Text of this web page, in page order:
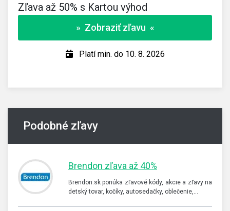
Zľava až 50% s Kartou výhod
» Zobraziť zľavu «
Platí min. do 10. 8. 2026
Podobné zľavy
Brendon zľava až 40%
Brendon.sk ponúka zľavové kódy, akcie a zľavy na
detský tovar, kočíky, autosedačky, oblečenie,…